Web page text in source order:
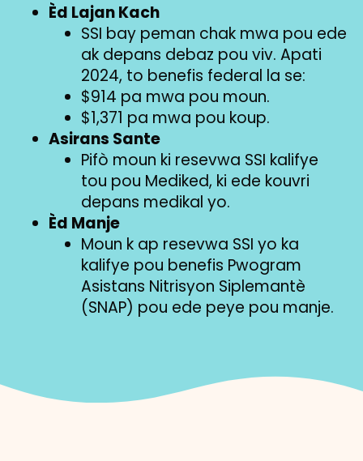
Èd Lajan Kach
SSI bay peman chak mwa pou ede
ak depans debaz pou viv. Apati
2024, to benefis federal la se:
$914 pa mwa pou moun.
$1,371 pa mwa pou koup.
Asirans Sante
Pifò moun ki resevwa SSI kalifye
tou pou Mediked, ki ede kouvri
depans medikal yo.
Èd Manje
Moun k ap resevwa SSI yo ka
kalifye pou benefis Pwogram
Asistans Nitrisyon Siplemantè
(SNAP) pou ede peye pou manje.